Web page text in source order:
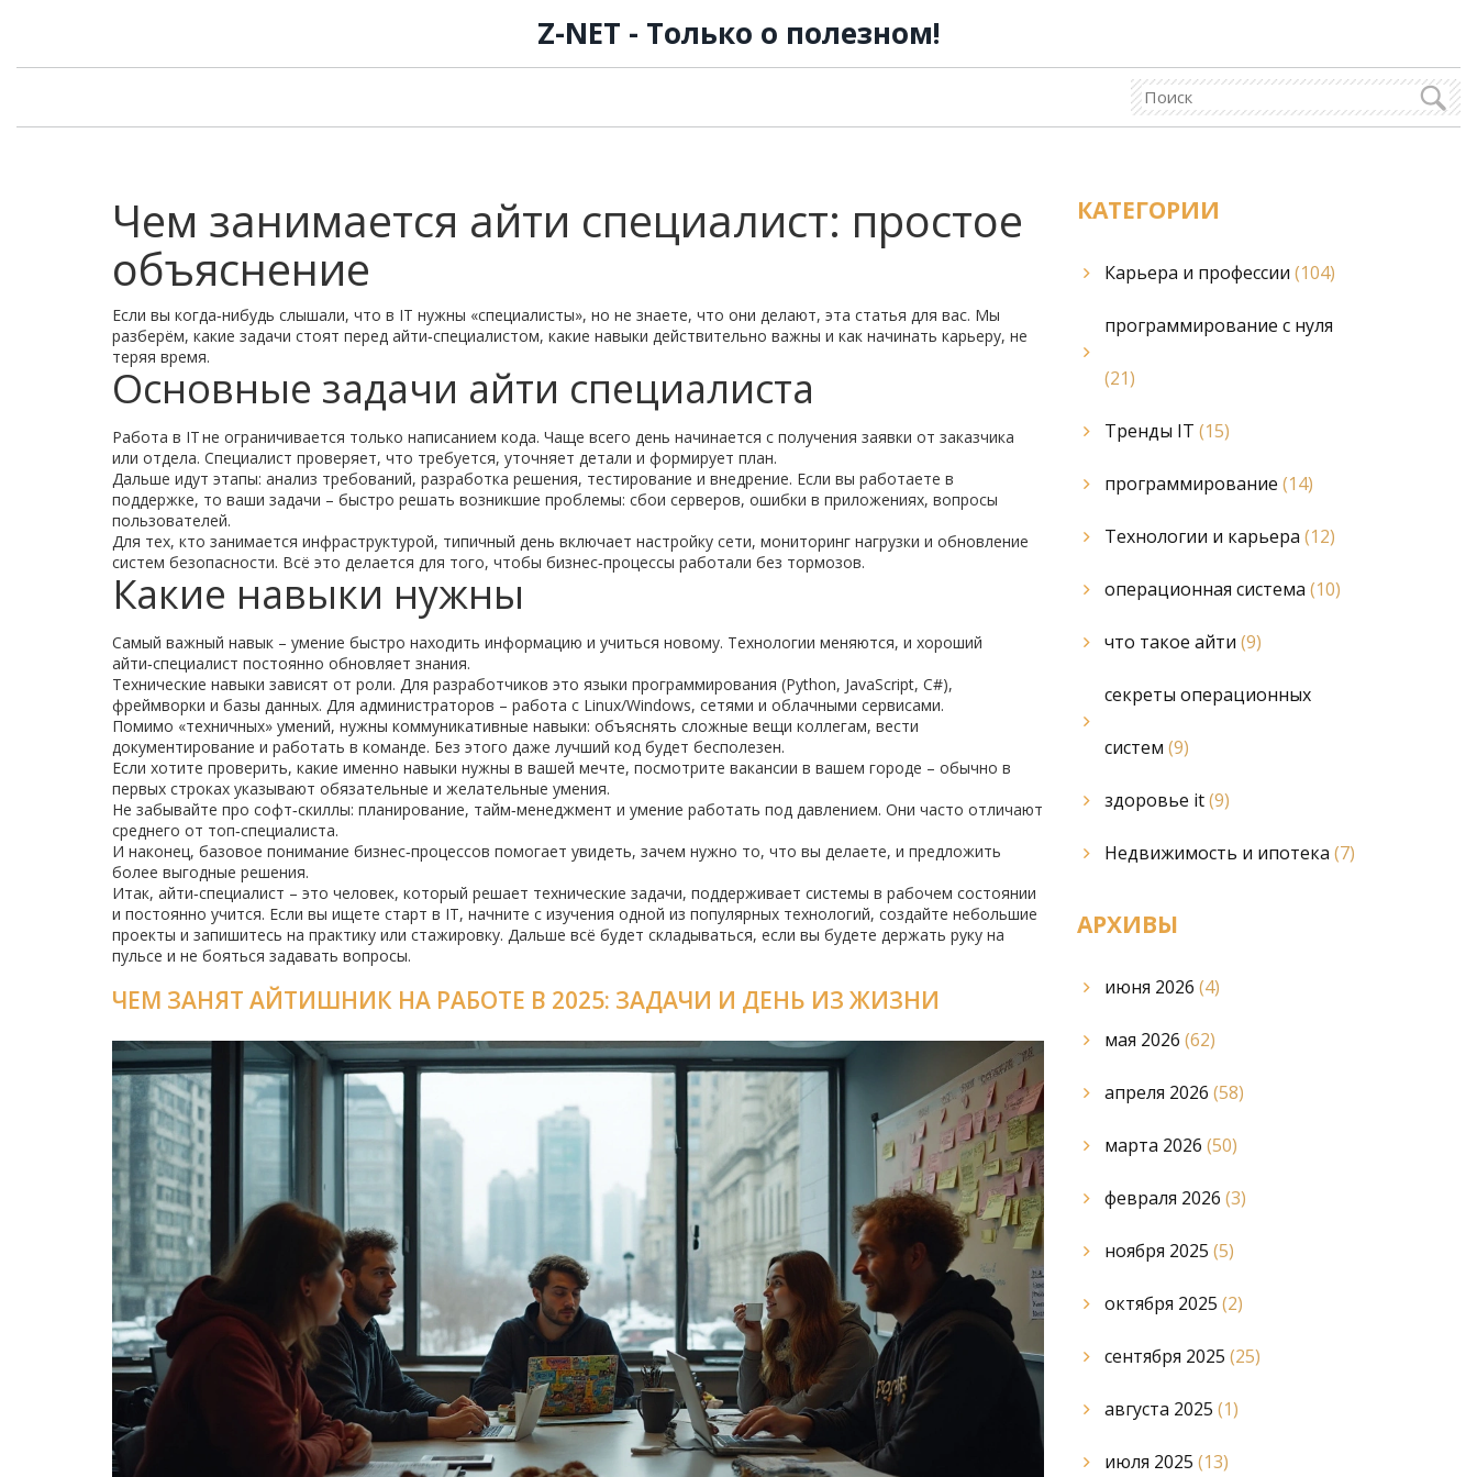
Z-NET - Только о полезном!
Чем занимается айти специалист: простое
объяснение
Если вы когда‑нибудь слышали, что в IT нужны «специалисты», но не знаете, что они делают, эта статья для вас. Мы
разберём, какие задачи стоят перед айти‑специалистом, какие навыки действительно важны и как начинать карьеру, не
теряя время.
Основные задачи айти специалиста
Работа в IT не ограничивается только написанием кода. Чаще всего день начинается с получения заявки от заказчика
или отдела. Специалист проверяет, что требуется, уточняет детали и формирует план.
Дальше идут этапы: анализ требований, разработка решения, тестирование и внедрение. Если вы работаете в
поддержке, то ваши задачи – быстро решать возникшие проблемы: сбои серверов, ошибки в приложениях, вопросы
пользователей.
Для тех, кто занимается инфраструктурой, типичный день включает настройку сети, мониторинг нагрузки и обновление
систем безопасности. Всё это делается для того, чтобы бизнес‑процессы работали без тормозов.
Какие навыки нужны
Самый важный навык – умение быстро находить информацию и учиться новому. Технологии меняются, и хороший
айти‑специалист постоянно обновляет знания.
Технические навыки зависят от роли. Для разработчиков это языки программирования (Python, JavaScript, C#),
фреймворки и базы данных. Для администраторов – работа с Linux/Windows, сетями и облачными сервисами.
Помимо «техничных» умений, нужны коммуникативные навыки: объяснять сложные вещи коллегам, вести
документирование и работать в команде. Без этого даже лучший код будет бесполезен.
Если хотите проверить, какие именно навыки нужны в вашей мечте, посмотрите вакансии в вашем городе – обычно в
первых строках указывают обязательные и желательные умения.
Не забывайте про софт‑скиллы: планирование, тайм‑менеджмент и умение работать под давлением. Они часто отличают
среднего от топ‑специалиста.
И наконец, базовое понимание бизнес‑процессов помогает увидеть, зачем нужно то, что вы делаете, и предложить
более выгодные решения.
Итак, айти‑специалист – это человек, который решает технические задачи, поддерживает системы в рабочем состоянии
и постоянно учится. Если вы ищете старт в IT, начните с изучения одной из популярных технологий, создайте небольшие
проекты и запишитесь на практику или стажировку. Дальше всё будет складываться, если вы будете держать руку на
пульсе и не бояться задавать вопросы.
ЧЕМ ЗАНЯТ АЙТИШНИК НА РАБОТЕ В 2025: ЗАДАЧИ И ДЕНЬ ИЗ ЖИЗНИ
КАТЕГОРИИ
Карьера и профессии (104)
программирование с нуля
(21)
Тренды IT (15)
программирование (14)
Технологии и карьера (12)
операционная система (10)
что такое айти (9)
секреты операционных
систем (9)
здоровье it(9)
Недвижимость и ипотека (7)
АРХИВЫ
июня 2026 (4)
мая 2026 (62)
апреля 2026 (58)
марта 2026 (50)
февраля 2026 (3)
ноября 2025 (5)
октября 2025 (2)
сентября 2025 (25)
августа 2025 (1)
июля 2025 (13)